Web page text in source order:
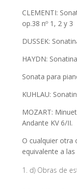
CLEMENTI:
op.38 nº 1, 2 y 3
DUSSEK:
HAYDN:
Sonata para
KUHLAU:
MOZART:
Andante KV 6/II.
O cualquier otra
equivalente a
d) Obras de